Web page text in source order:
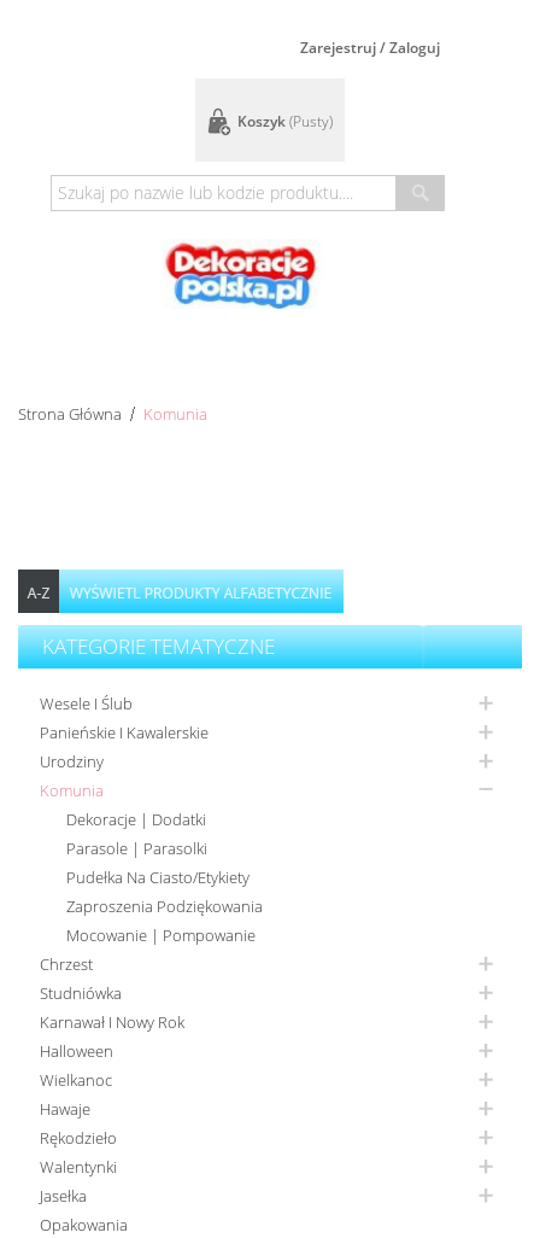
Zarejestruj / Zaloguj
Koszyk(pusty)
Strona Główna Komunia
KATEGORIE TEMATYCZNE
Wesele I Ślub
Panieńskie I Kawalerskie
Urodziny
Komunia
Dekoracje | Dodatki
Parasole | Parasolki
Pudełka Na Ciasto/Etykiety
Zaproszenia Podziękowania
Mocowanie | Pompowanie
Chrzest
Studniówka
Karnawał I Nowy Rok
Halloween
Wielkanoc
Hawaje
Rękodzieło
Walentynki
Jasełka
Opakowania